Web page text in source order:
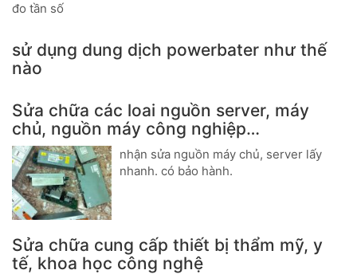
đo tần số
sử dụng dung dịch powerbater như thế
nào
Sửa chữa các loai nguồn server, máy
chủ, nguồn máy công nghiệp…
nhận sửa nguồn máy chủ, server lấy
nhanh. có bảo hành.
Sửa chữa cung cấp thiết bị thẩm mỹ, y
tế, khoa học công nghệ